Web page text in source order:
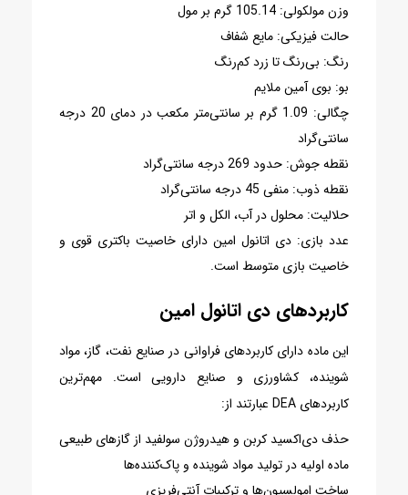
وزن مولکولی: 105.14 گرم بر مول
حالت فیزیکی: مایع شفاف
رنگ: بی‌رنگ تا زرد کم‌رنگ
بو: بوی آمین ملایم
چگالی: 1.09 گرم بر سانتی‌متر مکعب در دمای 20 درجه
سانتی‌گراد
نقطه جوش: حدود 269 درجه سانتی‌گراد
نقطه ذوب: منفی 45 درجه سانتی‌گراد
حلالیت: محلول در آب، الکل و اتر
عدد بازی: دی اتانول امین دارای خاصیت باکتری قوی و
خاصیت بازی متوسط است.
کاربردهای دی اتانول امین
این ماده دارای کاربردهای فراوانی در صنایع نفت، گاز، مواد
شوینده، کشاورزی و صنایع دارویی است. مهم‌ترین
کاربردهای DEA عبارتند از:
حذف دی‌اکسید کربن و هیدروژن سولفید از گازهای طبیعی
ماده اولیه در تولید مواد شوینده و پاک‌کننده‌ها
ساخت امولسیون‌ها و ترکیبات آنتی‌فریزی